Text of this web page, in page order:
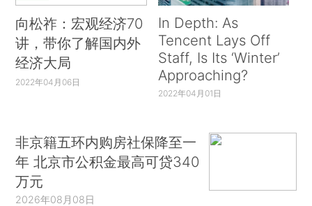
向松祚：宏观经济70
讲，带你了解国内外
经济大局
2022年04月06日
In Depth: As
Tencent Lays Off
Staff, Is Its ‘Winter’
Approaching?
2022年04月01日
非京籍五环内购房社保降至一
年 北京市公积金最高可贷340
万元
2026年08月08日